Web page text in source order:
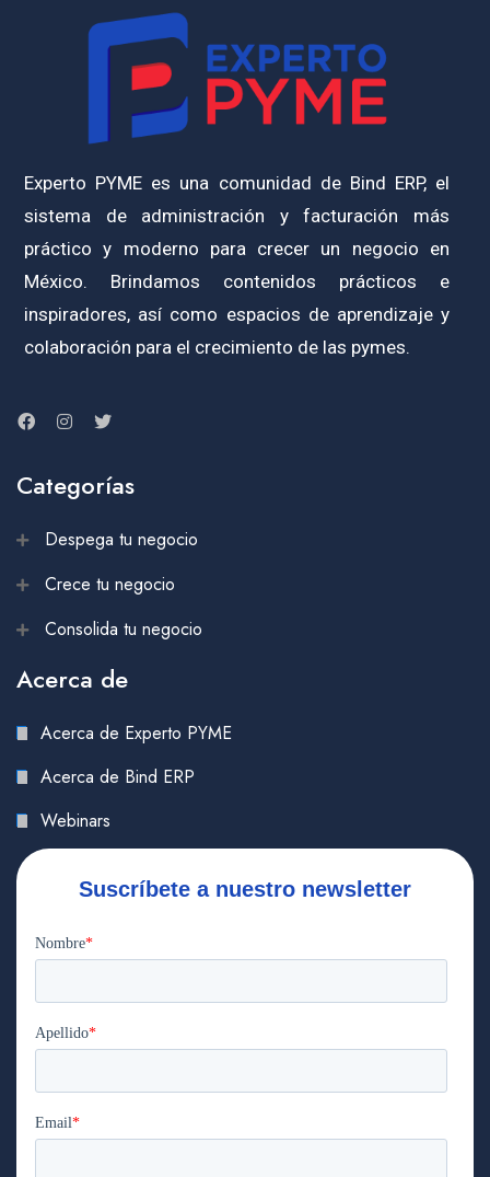
Experto PYME es una comunidad de Bind ERP, el
sistema de administración y facturación más
práctico y moderno para crecer un negocio en
México. Brindamos contenidos prácticos e
inspiradores, así como espacios de aprendizaje y
colaboración para el crecimiento de las pymes.
Categorías
Despega tu negocio
Crece tu negocio
Consolida tu negocio
Acerca de
Acerca de Experto PYME
Acerca de Bind ERP
Webinars
Suscríbete a nuestro newsletter